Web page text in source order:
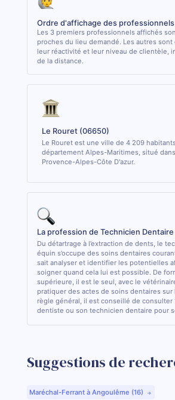
Ordre d'affichage des professionnels
Les 3 premiers professionnels affichés
proches du lieu demandé. Les autres sont
leur réactivité et leur niveau de clientèle,
de la distance.
Le Rouret (06650)
Le Rouret est une ville de 4 209
département Alpes-Maritimes, situé
Provence-Alpes-Côte D'azur.
La profession de Technicien Dentaire
Du détartrage à l’extraction de dents, le
équin s’occupe des soins dentaires
sait analyser et identifier les potentielles
soigner quand cela lui est possible. De
supérieure, il est le seul, avec le
pratiquer des actes de soins dentaires sur
règle général, il est conseillé de consulter
dentiste ou son technicien dentaire pour
Suggestions de
Maréchal-Ferrant à Angoulême (16)